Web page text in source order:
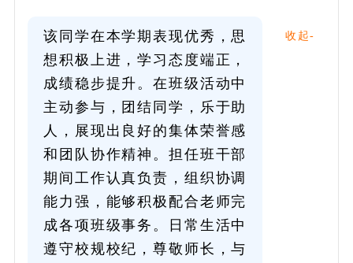
收起-
该同学在本学期表现优秀，思
想积极上进，学习态度端正，
成绩稳步提升。在班级活动中
主动参与，团结同学，乐于助
人，展现出良好的集体荣誉感
和团队协作精神。担任班干部
期间工作认真负责，组织协调
能力强，能够积极配合老师完
成各项班级事务。日常生活中
遵守校规校纪，尊敬师长，与